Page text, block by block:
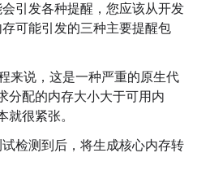
引发各种提醒，您应该从开发
可能引发的三种主要提醒包
来说，这是一种严重的原生代
分配的内存大小大于可用内
很紧张。
试检测到后，将生成核心内存转